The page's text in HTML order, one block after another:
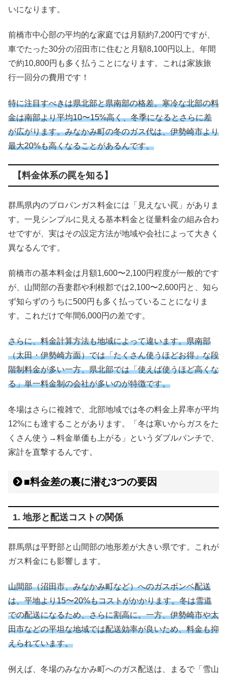
いになります。
前橋市中心部の平均的な家庭では月額約7,200円ですが、
車でたった30分の沼田市に住むと月額8,100円以上。年間
で約10,800円も多く払うことになります。これは家族旅
行一回分の費用です！
特に注目すべきは県北部と県南部の格差。寒冷な北部の料
金は南部より平均10〜15%高く、冬季になるとさらに差
が広がります。みなかみ町の冬のガス代は、伊勢崎市より
最大20%も高くなることがあるんです。
【料金体系の罠を知る】
群馬県内のプロパンガス料金には「見えない罠」がありま
す。一見シンプルに見える基本料金と従量料金の組み合わ
せですが、実はその設定方法が地域や会社によって大きく
異なるんです。
前橋市の基本料金は月額1,600〜2,100円程度が一般的です
が、山間部の吾妻郡や利根郡では2,100〜2,600円と、知ら
ず知らずのうちに500円も多く払っていることになりま
す。これだけで年間6,000円の差です。
さらに、料金計算方法も地域によって違います。県南部
（太田・伊勢崎方面）では「たくさん使うほどお得」な段
階制料金が多い一方、県北部では「使えば使うほど高くな
る」単一料金制の会社が多いのが特徴です。
冬場はさらに複雑で、北部地域では冬の料金上昇率が平均
12%にも達することがあります。「冬は寒いからガスをた
くさん使う→料金単価も上がる」というダブルパンチで、
家計を直撃するんです。
■料金差の裏に潜む3つの要因
1. 地形と配送コストの関係
群馬県は平野部と山間部の地形差が大きい県です。これが
ガス料金にも影響します。
山間部（沼田市、みなかみ町など）へのガスボンベ配送
は、平地より15〜20%もコストがかかります。冬は雪道
での配送になるため、さらに割高に。一方、伊勢崎市や太
田市などの平坦な地域では配送効率が良いため、料金も抑
えられています。
例えば、冬場のみなかみ町へのガス配送は、まるで「雪山